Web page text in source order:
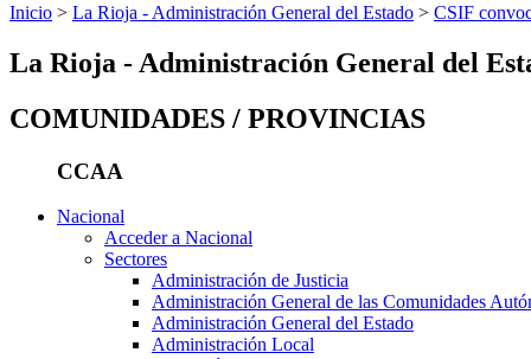
Inicio > La Rioja - Administración General del Estado > CSIF
La Rioja - Administración General del
COMUNIDADES / PROVINCIAS
CCAA
Nacional
Acceder a Nacional
Sectores
Administración de Justicia
Administración General de las Comunidades
Administración General del Estado
Administración Local